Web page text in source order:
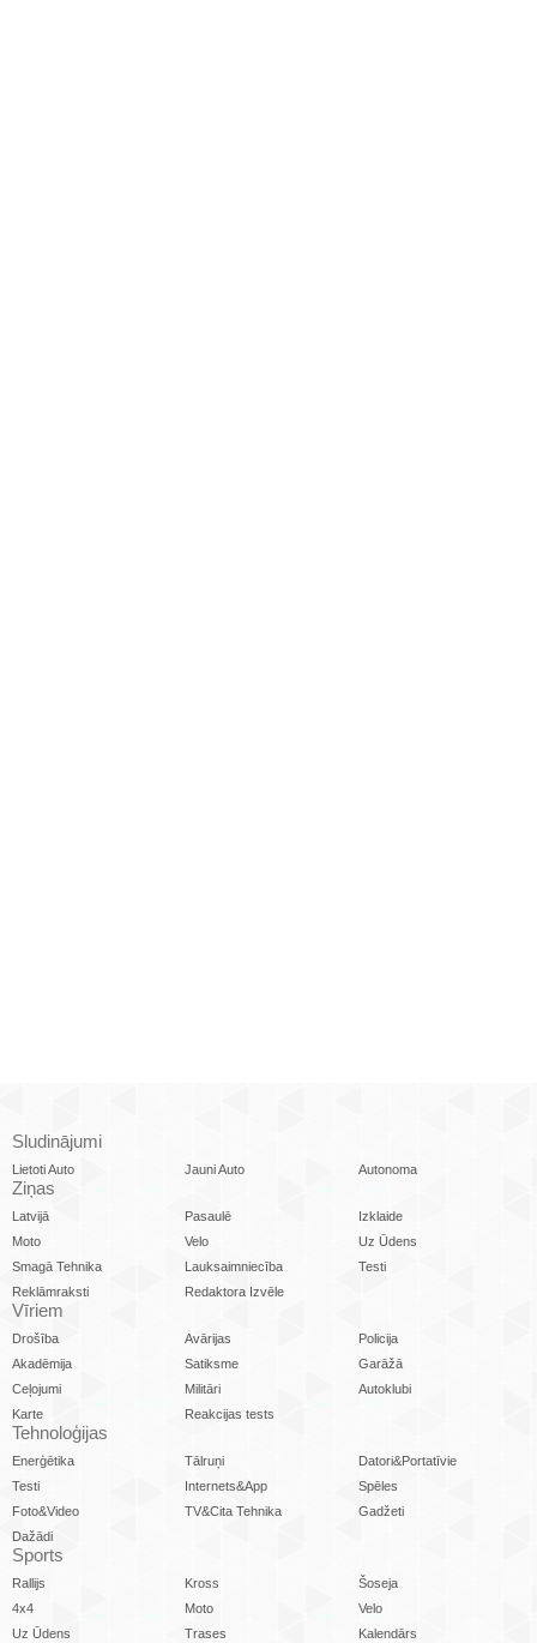
Sludinājumi
Lietoti Auto Jauni Auto Autonoma
Ziņas
Latvijā Pasaulē
Izklaide
Moto
Velo
Uz Ūdens
Smagā Tehnika
Lauksaimniecība
Testi
Reklāmraksti
Redaktora Izvēle
Vīriem
Drošība Avārijas
Policija
Akadēmija
Satiksme
Garāžā
Ceļojumi
Militāri
Autoklubi
Karte
Reakcijas tests
Tehnoloģijas
Enerģētika Tālruņi
Datori&Portatīvie
Testi
Internets&App
Spēles
Foto&Video
TV&Cita Tehnika
Gadžeti
Dažādi
Sports
Rallijs Kross
Šoseja
4x4
Moto
Velo
Uz Ūdens
Trases Kalendārs